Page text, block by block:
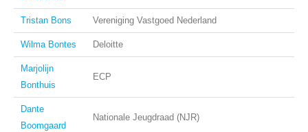
Tristan Bons Vereniging Vastgoed Nederland
Wilma Bontes Deloitte
Marjolijn
Bonthuis
ECP
Dante
Boomgaard
Nationale Jeugdraad (NJR)